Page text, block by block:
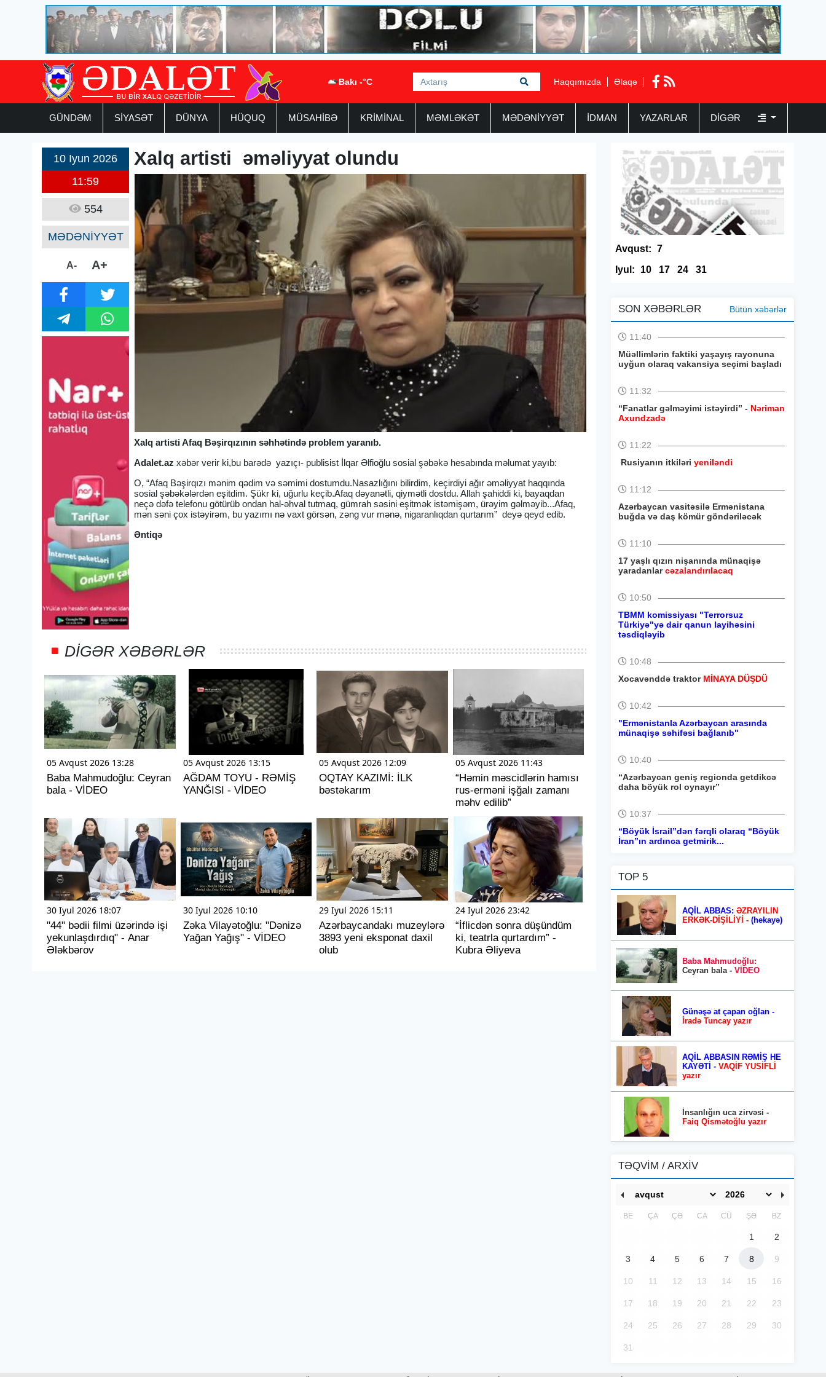
Bakı -°C Haqqımızda Əlaqə
GÜNDƏM SİYASƏT DÜNYA HÜQUQ MÜSAHİBƏ KRİMİNAL MƏMLƏKƏT MƏDƏNİYYƏT İDMAN YAZARLAR DIGƏR
10 Iyun 2026
11:59
554
MƏDƏNİYYƏT
A- A+
Xalq artisti əməliyyat olundu
Xalq artisti Afaq Bəşirqızının səhhətində problem yaranıb.
Adalet.az xəbər verir ki,bu barədə yazıçı- publisist İlqar Əlfioğlu sosial şəbəkə hesabında məlumat yayıb:
O, “Afaq Bəşirqızı mənim qədim və səmimi dostumdu.Nasazlığını bilirdim, keçirdiyi ağır əməliyyat haqqında
sosial şəbəkələrdən eşitdim. Şükr ki, uğurlu keçib.Afaq dəyanətli, qiymətli dostdu. Allah şahiddi ki, bayaqdan
neçə dəfə telefonu götürüb ondan hal-əhval tutmaq, gümrah səsini eşitmək istəmişəm, ürəyim gəlməyib...Afaq,
mən səni çox istəyirəm, bu yazımı nə vaxt görsən, zəng vur mənə, nigaranlıqdan qurtarım” deyə qeyd edib.
Əntiqə
DIGƏR XƏBƏRLƏR
05 Avqust 2026 13:28
Baba Mahmudoğlu: Ceyran
bala - VİDEO
05 Avqust 2026 13:15
AĞDAM TOYU - RƏMİŞ
YANĞISI - VİDEO
05 Avqust 2026 12:09
OQTAY KAZIMİ: İLK
bəstəkarım
05 Avqust 2026 11:43
“Həmin məscidlərin hamısı
rus-erməni işğalı zamanı
məhv edilib”
30 Iyul 2026 18:07
"44" bədii filmi üzərində işi
yekunlaşdırdıq" - Anar
Ələkbərov
30 Iyul 2026 10:10
Zəka Vilayətoğlu: "Dənizə
Yağan Yağış" - VİDEO
29 Iyul 2026 15:11
Azərbaycandakı muzeylərə
3893 yeni eksponat daxil
olub
24 Iyul 2026 23:42
“İflicdən sonra düşündüm
ki, teatrla qurtardım” -
Kubra Əliyeva
Avqust: 7
Iyul:
10 17 24 31
SON XƏBƏRLƏR Bütün xəbərlər
11:40
Müəllimlərin faktiki yaşayış rayonuna
uyğun olaraq vakansiya seçimi başladı
11:32
“Fanatlar gəlməyimi istəyirdi” - Nəriman
Axundzadə
11:22
Rusiyanın itkiləri yeniləndi
11:12
Azərbaycan vasitəsilə Ermənistana
buğda və daş kömür göndəriləcək
11:10
17 yaşlı qızın nişanında münaqişə
yaradanlarcəzalandırılacaq
10:50
TBMM komissiyası "Terrorsuz
Türkiyə"yə dair qanun layihəsini
təsdiqləyib
10:48
Xocavənddə traktor MİNAYA DÜŞDÜ
10:42
"Ermənistanla Azərbaycan arasında
münaqişə səhifəsi bağlanıb"
10:40
“Azərbaycan geniş regionda getdikcə
daha böyük rol oynayır”
10:37
“Böyük İsrail”dən fərqli olaraq “Böyük
İran”ın ardınca getmirik...
TOP 5
AQİL ABBAS: ƏZRAYILIN
ERKƏK-DİŞİLİYİ - (hekayə)
Baba Mahmudoğlu:
Ceyran bala - VİDEO
Günəşə at çapan oğlan -
İradə Tuncay yazır
AQİL ABBASIN RƏMİŞ HE
KAYƏTİ - VAQİF YUSİFLİ
yazır
İnsanlığın uca zirvəsi -
Faiq Qismətoğlu yazır
TƏQVİM / ARXİV
BE ÇA ÇƏ CA CÜ ŞƏ BZ
1 2
3 4 5 6 7 8 9
10 11 12 13 14 15 16
17 18 19 20 21 22 23
24 25 26 27 28 29 30
31